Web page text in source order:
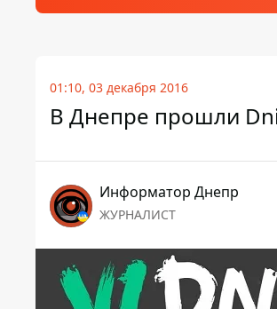
01:10, 03 декабря 2016
В Днепре прошли
Информатор Днепр
ЖУРНАЛИСТ